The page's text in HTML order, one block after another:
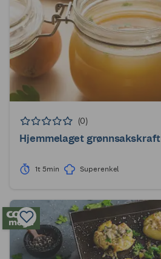
(0)
Hjemmelaget grønnsakskraft
1t 5min Superenkel